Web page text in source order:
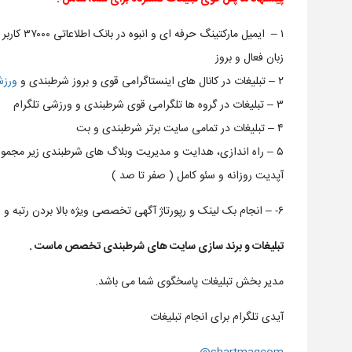
۱ – ایمیل مارکتینگ حرفه ای و انبوه در بانک اطلاعاتی ۳۷۰۰۰ کاربر فارسی
زبان فعال و بروز
۲ – تبلیغات در کانال های اینستاگرامی قوی و بروز شرطبندی و
۳ – تبلیغات در گروه ها تلگرامی قوی شرطبندی و ورزشی تلگرام
۴ – تبلیغات در تمامی سایت برتر شرطبندی و بت
۵ – راه اندازی، هدایت و مدیریت وبلاگ های شرطبندی زیر مجموعه سایت شما با
آپدیت روزانه و سئو کامل ( صفر تا صد )
۶- – انجام بک لینک و رپورتاژ آگهی تخصصی ویژه بالا بردن رتبه و رنکینگ سایت شما در گوگل.
تبلیغات و برند سازی سایت های شرطبندی تخصص ماست .
مدیر بخش تبلیغات پاسخگوی شما می باشد.
آیدی تلگرام برای انجام تبلیغات